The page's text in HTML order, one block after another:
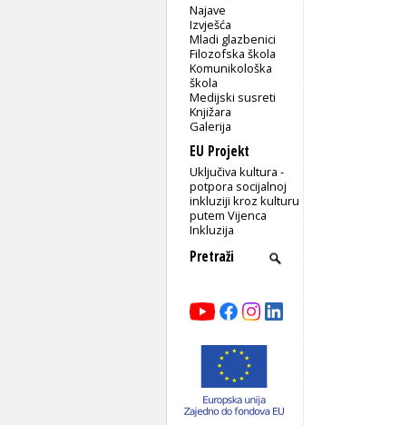
Najave
Izvješća
Mladi glazbenici
Filozofska škola
Komunikološka
škola
Medijski susreti
Knjižara
Galerija
EU Projekt
Uključiva kultura -
potpora socijalnoj
inkluziji kroz kulturu
putem Vijenca
Inkluzija